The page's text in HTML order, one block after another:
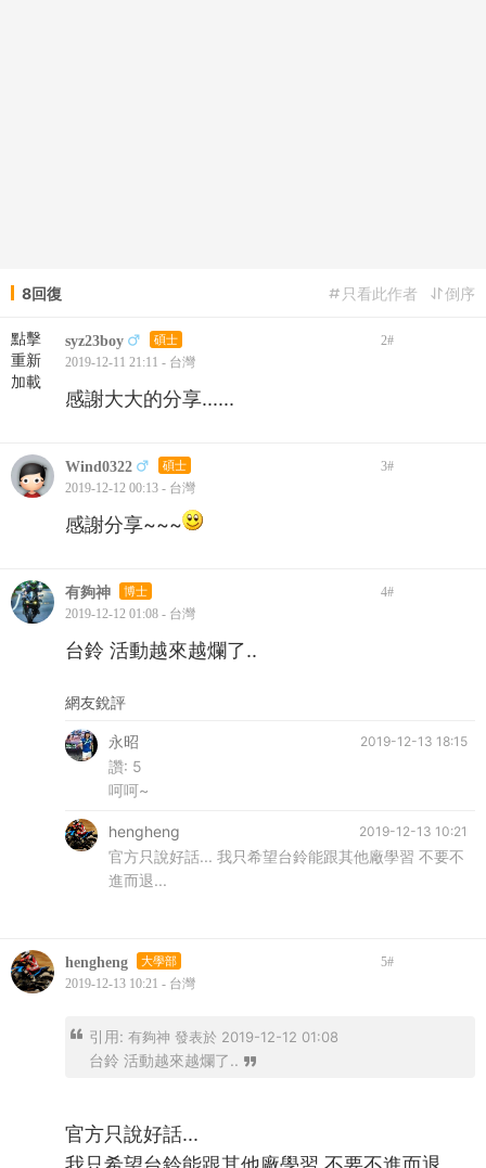
8回復 倒序
只看此作者
點擊
重新
加載
syz23boy 碩士 2#
2019-12-11 21:11 - 台灣
感謝大大的分享......
Wind0322 碩士 3#
2019-12-12 00:13 - 台灣
感謝分享~~~
有夠神 博士 4#
2019-12-12 01:08 - 台灣
台鈴 活動越來越爛了..
網友銳評
2019-12-13 18:15
永昭
讚: 5
呵呵~
2019-12-13 10:21
hengheng
官方只說好話... 我只希望台鈴能跟其他廠學習 不要不
進而退...
hengheng 大學部 5#
2019-12-13 10:21 - 台灣
引用: 有夠神 發表於 2019-12-12 01:08
台鈴 活動越來越爛了..
官方只說好話...